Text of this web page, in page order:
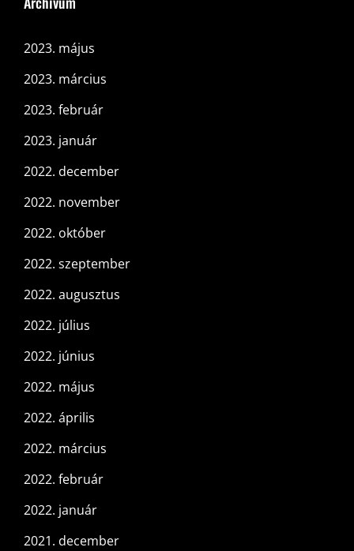
2023. május
2023. március
2023. február
2023. január
2022. december
2022. november
2022. október
2022. szeptember
2022. augusztus
2022. július
2022. június
2022. május
2022. április
2022. március
2022. február
2022. január
2021. december